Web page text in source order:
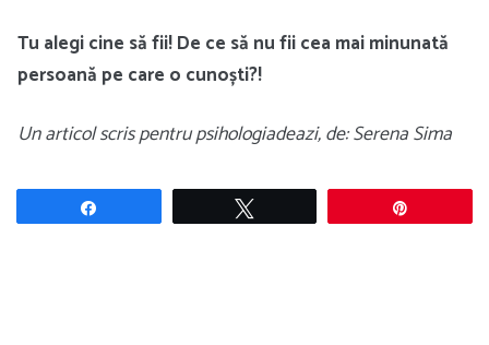
Tu alegi cine să fii! De ce să nu fii cea mai minunată
persoană pe care o cunoști?!
Un articol scris pentru psihologiadeazi, de: Serena Sima